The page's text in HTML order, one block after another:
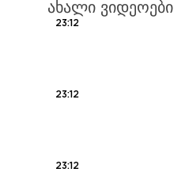
ახალი ვიდეოები
23:12
23:12
23:12